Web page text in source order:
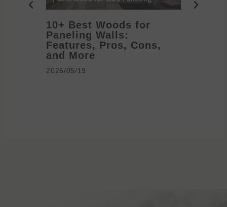
10+ Best Woods for
Paneling Walls:
Features, Pros, Cons,
and More
2026/05/19